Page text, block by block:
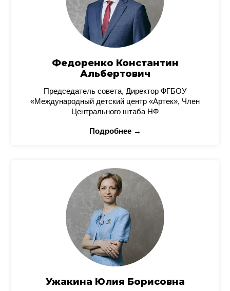
Федоренко Константин
Альбертович
Председатель совета, Директор ФГБОУ
«Международный детский центр «Артек», Член
Центрального штаба НФ
Подробнее →
Ужакина Юлия Борисовна